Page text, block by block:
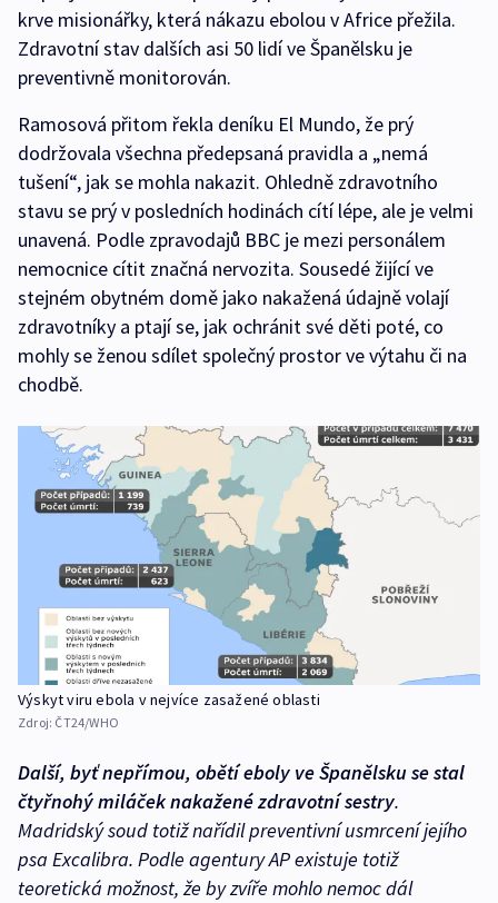
krve misionářky, která nákazu ebolou v Africe přežila.
Zdravotní stav dalších asi 50 lidí ve Španělsku je
preventivně monitorován.
Ramosová přitom řekla deníku El Mundo, že prý
dodržovala všechna předepsaná pravidla a „nemá
tušení“, jak se mohla nakazit. Ohledně zdravotního
stavu se prý v posledních hodinách cítí lépe, ale je velmi
unavená. Podle zpravodajů BBC je mezi personálem
nemocnice cítit značná nervozita. Sousedé žijící ve
stejném obytném domě jako nakažená údajně volají
zdravotníky a ptají se, jak ochránit své děti poté, co
mohly se ženou sdílet společný prostor ve výtahu či na
chodbě.
Výskyt viru ebola v nejvíce zasažené oblasti
Zdroj: ČT24/WHO
Další, byť nepřímou, obětí eboly ve Španělsku se stal
čtyřnohý miláček nakažené zdravotní sestry.
Madridský soud totiž nařídil preventivní usmrcení jejího
psa Excalibra. Podle agentury AP existuje totiž
teoretická možnost, že by zvíře mohlo nemoc dál